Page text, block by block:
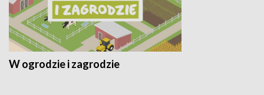
W ogrodzie i zagrodzie